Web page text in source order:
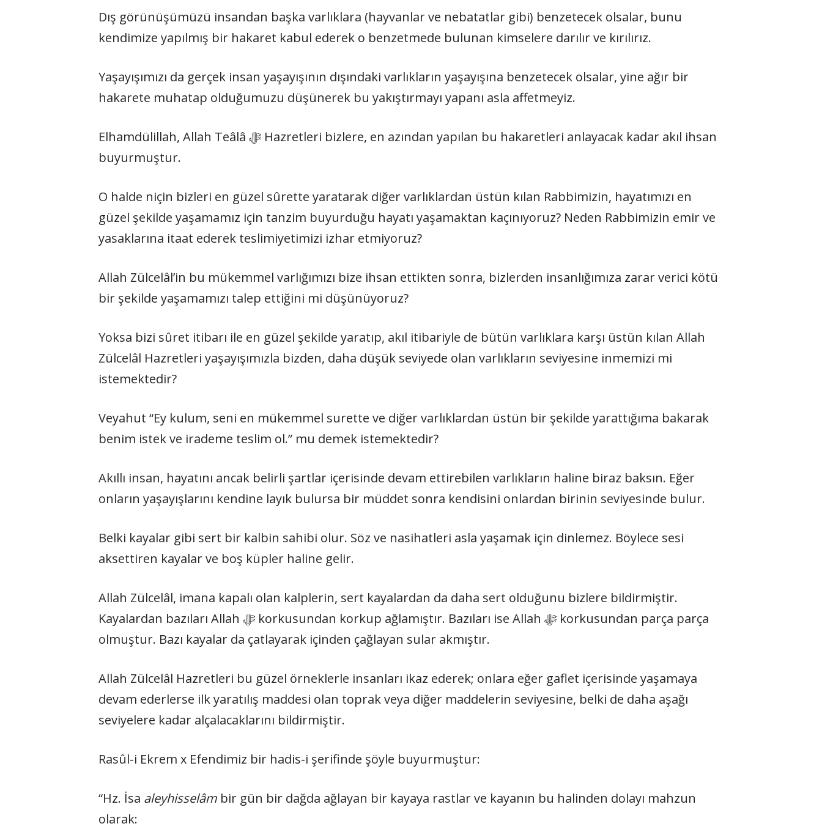
Dış görünüşümüzü insandan başka varlıklara (hayvanlar ve nebatatlar gibi) benzetecek olsalar, bunu
kendimize yapılmış bir hakaret kabul ederek o benzetmede bulunan kimselere darılır ve kırılırız.
Yaşayışımızı da gerçek insan yaşayışının dışındaki varlıkların yaşayışına benzetecek olsalar, yine ağır bir
hakarete muhatap olduğumuzu düşünerek bu yakıştırmayı yapanı asla affetmeyiz.
Elhamdülillah, Allah Teâlâ ﷻ Hazretleri bizlere, en azından yapılan bu hakaretleri anlayacak kadar akıl ihsan
buyurmuştur.
O halde niçin bizleri en güzel sûrette yaratarak diğer varlıklardan üstün kılan Rabbimizin, hayatımızı en
güzel şekilde yaşamamız için tanzim buyurduğu hayatı yaşamaktan kaçınıyoruz? Neden Rabbimizin emir ve
yasaklarına itaat ederek teslimiyetimizi izhar etmiyoruz?
Allah Zülcelâl’in bu mükemmel varlığımızı bize ihsan ettikten sonra, bizlerden insanlığımıza zarar verici kötü
bir şekilde yaşamamızı talep ettiğini mi düşünüyoruz?
Yoksa bizi sûret itibarı ile en güzel şekilde yaratıp, akıl itibariyle de bütün varlıklara karşı üstün kılan Allah
Zülcelâl Hazretleri yaşayışımızla bizden, daha düşük seviyede olan varlıkların seviyesine inmemizi mi
istemektedir?
Veyahut “Ey kulum, seni en mükemmel surette ve diğer varlıklardan üstün bir şekilde yarattığıma bakarak
benim istek ve irademe teslim ol.” mu demek istemektedir?
Akıllı insan, hayatını ancak belirli şartlar içerisinde devam ettirebilen varlıkların haline biraz baksın. Eğer
onların yaşayışlarını kendine layık bulursa bir müddet sonra kendisini onlardan birinin seviyesinde bulur.
Belki kayalar gibi sert bir kalbin sahibi olur. Söz ve nasihatleri asla yaşamak için dinlemez. Böylece sesi
aksettiren kayalar ve boş küpler haline gelir.
Allah Zülcelâl, imana kapalı olan kalplerin, sert kayalardan da daha sert olduğunu bizlere bildirmiştir.
Kayalardan bazıları Allah ﷻ korkusundan korkup ağlamıştır. Bazıları ise Allah ﷻ korkusundan parça parça
olmuştur. Bazı kayalar da çatlayarak içinden çağlayan sular akmıştır.
Allah Zülcelâl Hazretleri bu güzel örneklerle insanları ikaz ederek; onlara eğer gaflet içerisinde yaşamaya
devam ederlerse ilk yaratılış maddesi olan toprak veya diğer maddelerin seviyesine, belki de daha aşağı
seviyelere kadar alçalacaklarını bildirmiştir.
Rasûl-i Ekrem x Efendimiz bir hadis-i şerifinde şöyle buyurmuştur:
“Hz. İsa aleyhisselâmbir gün bir dağda ağlayan bir kayaya rastlar ve kayanın bu halinden dolayı mahzun
olarak: